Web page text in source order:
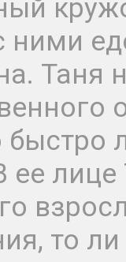
ними
Таня
ее
то